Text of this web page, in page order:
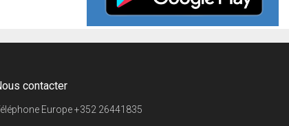
contacter
Europe+352 26441835